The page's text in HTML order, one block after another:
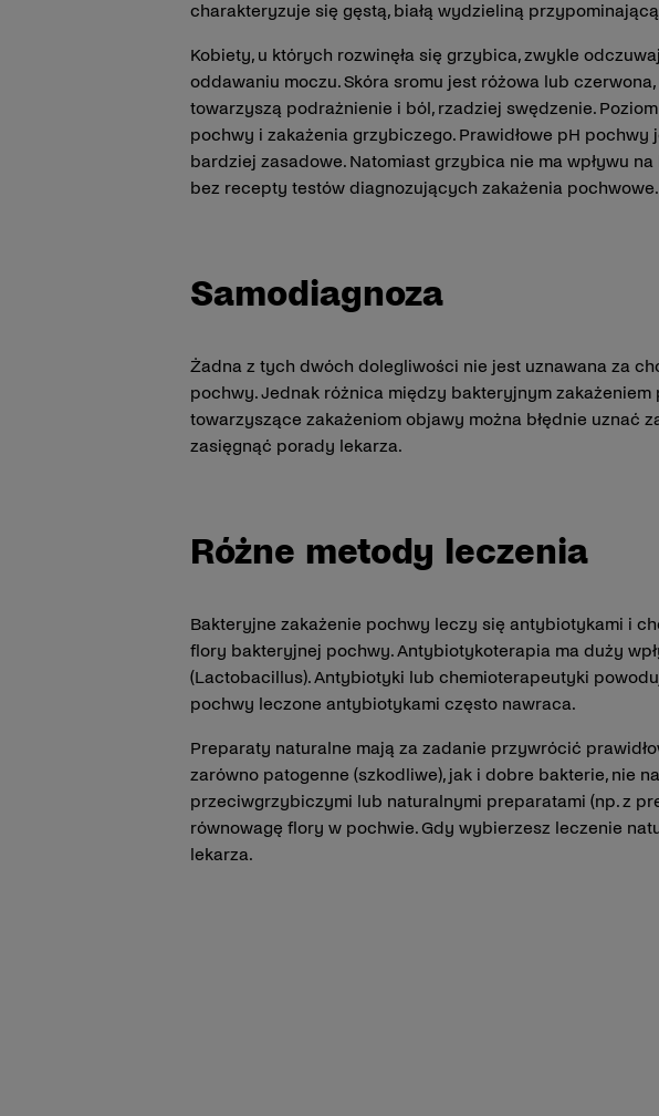
charakteryzuje się gęstą, białą wydzieliną
Kobiety, u których rozwinęła się grzybica, zwykle
oddawaniu moczu. Skóra sromu jest różowa lub
towarzyszą podrażnienie i ból, rzadziej swędzenie.
pochwy i zakażenia grzybiczego. Prawidłowe pH
bardziej zasadowe. Natomiast grzybica nie ma wpływu
bez recepty testów diagnozujących zakażenia pochwowe.
Samodiagnoza
Żadna z tych dwóch dolegliwości nie jest uznawana za
pochwy. Jednak różnica między bakteryjnym
towarzyszące zakażeniom objawy można błędnie uznać
zasięgnąć porady lekarza.
Różne metody leczenia
Bakteryjne zakażenie pochwy leczy się antybiotykami i
flory bakteryjnej pochwy. Antybiotykoterapia ma duży
(Lactobacillus). Antybiotyki lub chemioterapeutyki
pochwy leczone antybiotykami często nawraca.
Preparaty naturalne mają za zadanie przywrócić
zarówno patogenne (szkodliwe), jak i dobre bakterie, nie
przeciwgrzybiczymi lub naturalnymi preparatami (np. z
równowagę flory w pochwie. Gdy wybierzesz leczenie
lekarza.